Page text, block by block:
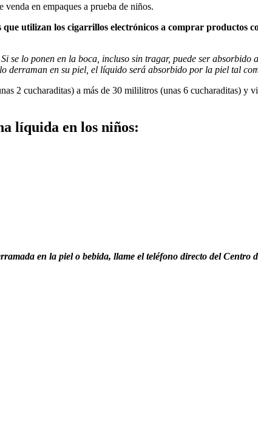
en empaques a prueba de niños.
utilizan los cigarrillos electrónicos a comprar productos
se lo ponen en la boca, incluso sin tragar, puede ser
derraman en su piel, el líquido será absorbido por la piel tal
2 cucharaditas) a más de 30 mililitros (unas 6 cucharaditas)
líquida en los niños:
en la piel o bebida, llame el teléfono directo del Centro